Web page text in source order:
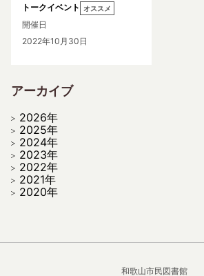
トークイベント オススメ
開催日
2022年10月30日
アーカイブ
2026年
2025年
2024年
2023年
2022年
2021年
2020年
和歌山市民図書館